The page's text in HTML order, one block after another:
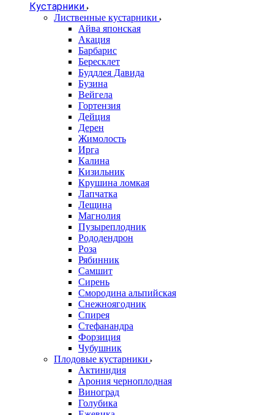
Кустарники
Лиственные кустарники
Айва японская
Акация
Барбарис
Бересклет
Буддлея Давида
Бузина
Вейгела
Гортензия
Дейция
Дерен
Жимолость
Ирга
Калина
Кизильник
Крушина ломкая
Лапчатка
Лещина
Магнолия
Пузыреплодник
Рододендрон
Роза
Рябинник
Самшит
Сирень
Смородина альпийская
Снежноягодник
Спирея
Стефанандра
Форзиция
Чубушник
Плодовые кустарники
Актинидия
Арония черноплодная
Виноград
Голубика